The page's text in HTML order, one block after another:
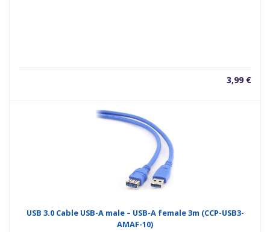
3,99 €
USB 3.0 Cable USB-A male – USB-A female 3m (CCP-USB3-
AMAF-10)